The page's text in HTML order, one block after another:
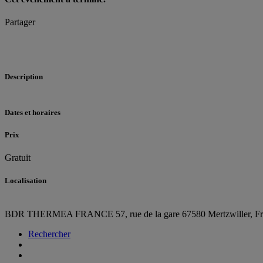
Partager
Description
Dates et horaires
Prix
Gratuit
Localisation
BDR THERMEA FRANCE 57, rue de la gare 67580 Mertzwiller,
Rechercher